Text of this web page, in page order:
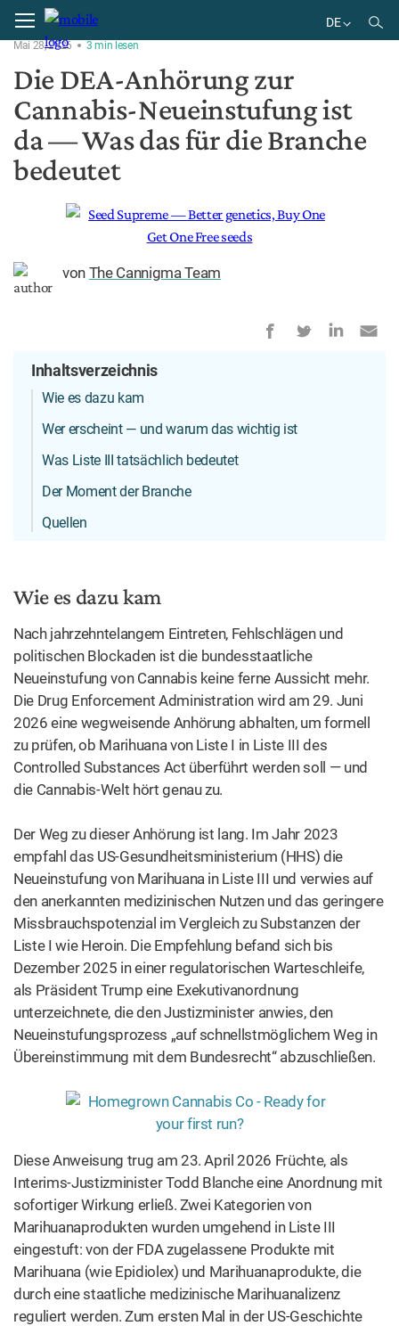
DE
BR
ES
Home Gesetzliche Lage
Mai 28, 2026 3 min lesen
Die DEA-Anhörung zur
Cannabis-Neueinstufung ist
da — Was das für die Branche
bedeutet
von The Cannigma Team
Inhaltsverzeichnis
Wie es dazu kam
Wer erscheint — und warum das wichtig ist
Was Liste III tatsächlich bedeutet
Der Moment der Branche
Quellen
Wie es dazu kam
Nach jahrzehntelangem Eintreten, Fehlschlägen und
politischen Blockaden ist die bundesstaatliche
Neueinstufung von Cannabis keine ferne Aussicht mehr.
Die Drug Enforcement Administration wird am 29. Juni
2026 eine wegweisende Anhörung abhalten, um formell
zu prüfen, ob Marihuana von Liste I in Liste III des
Controlled Substances Act überführt werden soll — und
die Cannabis-Welt hört genau zu.
Der Weg zu dieser Anhörung ist lang. Im Jahr 2023
empfahl das US-Gesundheitsministerium (HHS) die
Neueinstufung von Marihuana in Liste III und verwies auf
den anerkannten medizinischen Nutzen und das geringere
Missbrauchspotenzial im Vergleich zu Substanzen der
Liste I wie Heroin. Die Empfehlung befand sich bis
Dezember 2025 in einer regulatorischen Warteschleife,
als Präsident Trump eine Exekutivanordnung
unterzeichnete, die den Justizminister anwies, den
Neueinstufungsprozess „auf schnellstmöglichem Weg in
Übereinstimmung mit dem Bundesrecht“ abzuschließen.
Diese Anweisung trug am 23. April 2026 Früchte, als
Interims-Justizminister Todd Blanche eine Anordnung mit
sofortiger Wirkung erließ. Zwei Kategorien von
Marihuanaprodukten wurden umgehend in Liste III
eingestuft: von der FDA zugelassene Produkte mit
Marihuana (wie Epidiolex) und Marihuanaprodukte, die
durch eine staatliche medizinische Marihuanalizenz
reguliert werden. Zum ersten Mal in der US-Geschichte